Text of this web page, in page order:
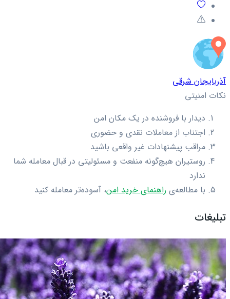
آذربایجان شرقی
نکات امنیتی
دیدار با فروشنده در یک مکان امن
اجتناب از معاملات نقدی و حضوری
مراقب پیشنهادات غیر واقعی باشید
روستیران هیچ‌گونه منفعت و مسئولیتی در قبال معامله شما
ندارد
با مطالعه‌ی راهنمای خرید امن، آسوده‌تر معامله کنید
تبلیغات